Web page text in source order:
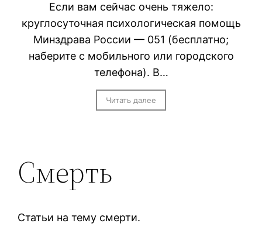
Если вам сейчас очень тяжело:
круглосуточная психологическая помощь
Минздрава России — 051 (бесплатно;
наберите с мобильного или городского
телефона). В…
Читать далее
Смерть
Статьи на тему смерти.